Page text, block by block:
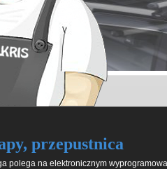
przepustnica
polega na elektronicznym